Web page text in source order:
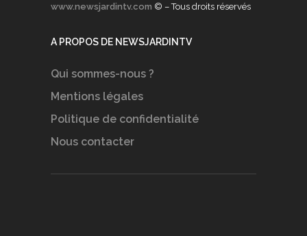
www.newsjardintv.com © – Tous droits réservés
A PROPOS DE NEWSJARDINTV
Qui sommes-nous ?
Mentions légales
Politique de confidentialité
Nous contacter